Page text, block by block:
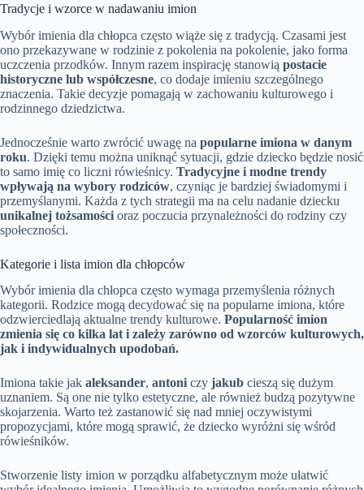
Tradycje i wzorce w nadawaniu imion
Wybór imienia dla chłopca często wiąże się z tradycją. Czasami jest
ono przekazywane w rodzinie z pokolenia na pokolenie, jako forma
uczczenia przodków. Innym razem inspirację stanowią postacie
historyczne lub współczesne, co dodaje imieniu szczególnego
znaczenia. Takie decyzje pomagają w zachowaniu kulturowego i
rodzinnego dziedzictwa.
Jednocześnie warto zwrócić uwagę na popularne imiona w danym
roku. Dzięki temu można uniknąć sytuacji, gdzie dziecko będzie nosić
to samo imię co liczni rówieśnicy. Tradycyjne i modne trendy
wpływają na wybory rodziców, czyniąc je bardziej świadomymi i
przemyślanymi. Każda z tych strategii ma na celu nadanie dziecku
unikalnej tożsamości oraz poczucia przynależności do rodziny czy
społeczności.
Kategorie i lista imion dla chłopców
Wybór imienia dla chłopca często wymaga przemyślenia różnych
kategorii. Rodzice mogą decydować się na popularne imiona, które
odzwierciedlają aktualne trendy kulturowe. Popularność imion
zmienia się co kilka lat i zależy zarówno od wzorców kulturowych,
jak i indywidualnych upodobań.
Imiona takie jak aleksander, antoni czy jakub cieszą się dużym
uznaniem. Są one nie tylko estetyczne, ale również budzą pozytywne
skojarzenia. Warto też zastanowić się nad mniej oczywistymi
propozycjami, które mogą sprawić, że dziecko wyróżni się wśród
rówieśników.
Stworzenie listy imion w porządku alfabetycznym może ułatwić